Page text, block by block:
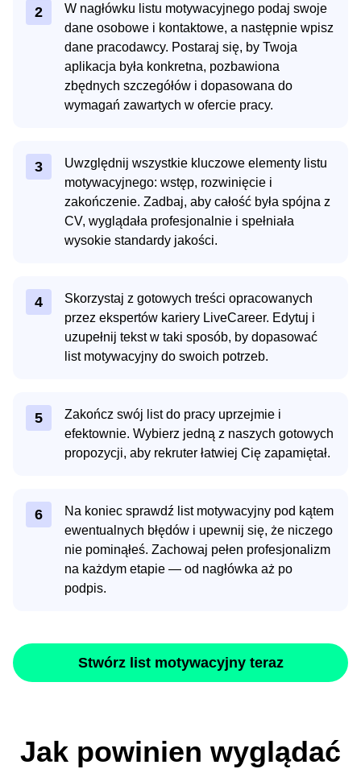
2
W nagłówku listu motywacyjnego podaj swoje
dane osobowe i kontaktowe, a następnie wpisz
dane pracodawcy. Postaraj się, by Twoja
aplikacja była konkretna, pozbawiona
zbędnych szczegółów i dopasowana do
wymagań zawartych w ofercie pracy.
3
Uwzględnij wszystkie kluczowe elementy listu
motywacyjnego: wstęp, rozwinięcie i
zakończenie. Zadbaj, aby całość była spójna z
CV, wyglądała profesjonalnie i spełniała
wysokie standardy jakości.
4
Skorzystaj z gotowych treści opracowanych
przez ekspertów kariery LiveCareer. Edytuj i
uzupełnij tekst w taki sposób, by dopasować
list motywacyjny do swoich potrzeb.
5
Zakończ swój list do pracy uprzejmie i
efektownie. Wybierz jedną z naszych gotowych
propozycji, aby rekruter łatwiej Cię zapamiętał.
6
Na koniec sprawdź list motywacyjny pod kątem
ewentualnych błędów i upewnij się, że niczego
nie pominąłeś. Zachowaj pełen profesjonalizm
na każdym etapie — od nagłówka aż po
podpis.
Stwórz list motywacyjny teraz
Jak powinien wyglądać